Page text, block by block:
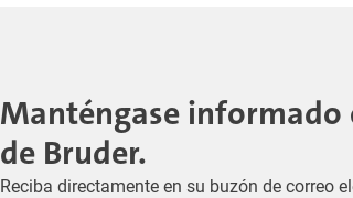
Manténgase informado
de Bruder.
Reciba directamente en su buzón de correo